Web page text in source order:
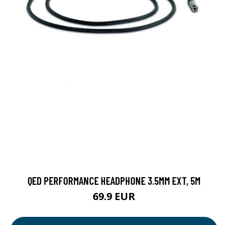
QED PERFORMANCE HEADPHONE 3.5MM EXT, 5M
69.9 EUR